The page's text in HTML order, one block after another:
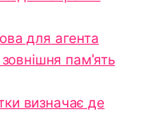
для агента
пам'ять
визначає де